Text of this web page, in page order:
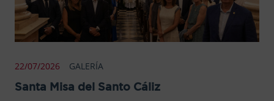
22/07/2026 GALERÍA
Santa Misa del Santo Cáliz